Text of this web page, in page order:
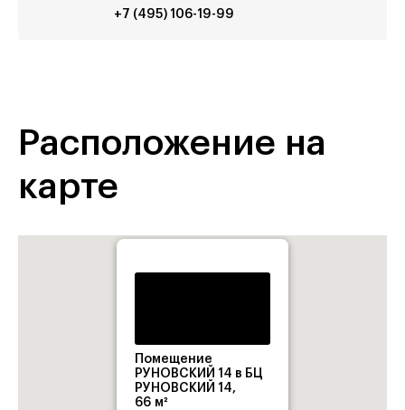
+7 (495) 106-19-99
Расположение на
карте
Помещение
РУНОВСКИЙ 14 в БЦ
РУНОВСКИЙ 14,
66 м²